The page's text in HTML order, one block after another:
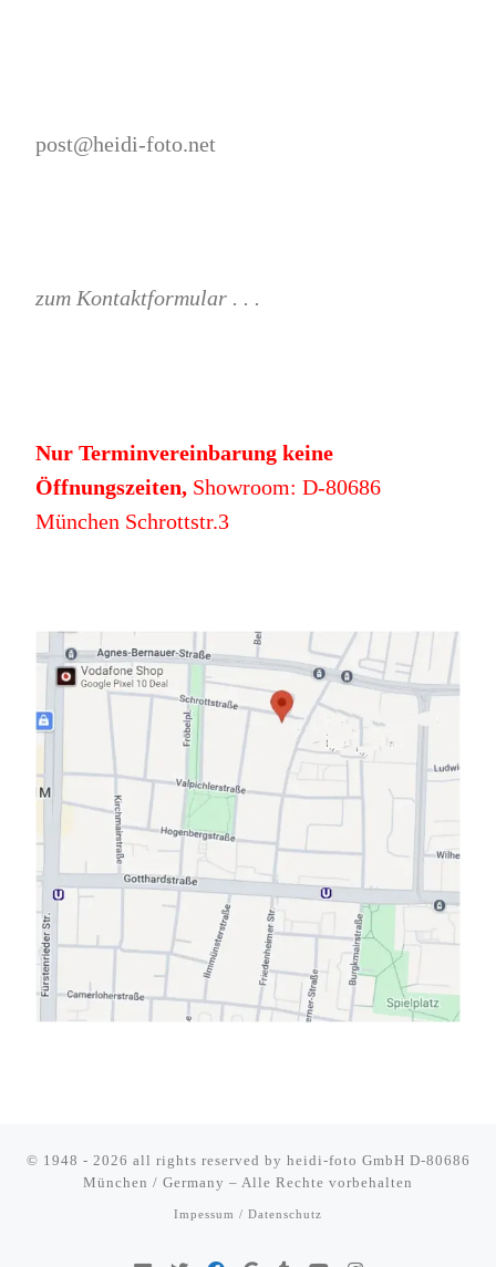
post@heidi-foto.net
zum Kontaktformular . . .
Nur Terminvereinbarung keine
Öffnungszeiten,Showroom: D-80686
München Schrottstr.3
© 1948 - 2026 all rights reserved by heidi-foto GmbH D-80686
München / Germany – Alle Rechte vorbehalten
Impessum / Datenschutz